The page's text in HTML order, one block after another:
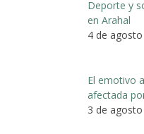
Deporte y
en Arahal
4 de
El emotivo
afectada
3 de